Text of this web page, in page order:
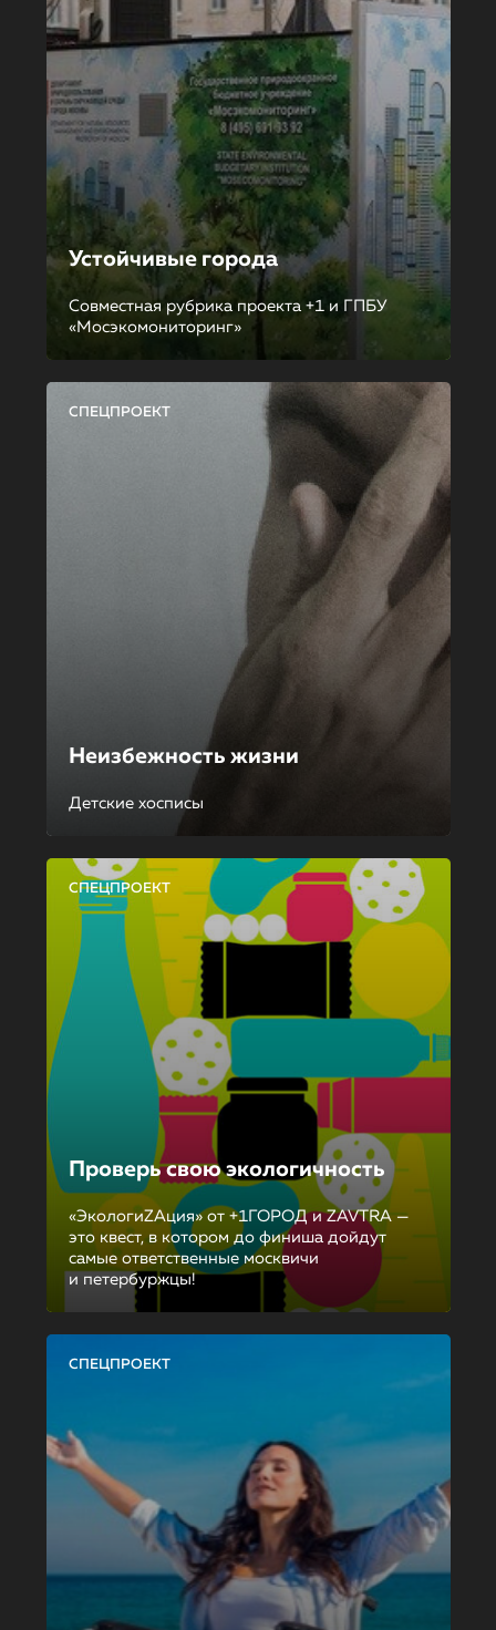
Устойчивые города
Совместная рубрика проекта +1 и ГПБУ
«Мосэкомониторинг»
СПЕЦПРОЕКТ
Неизбежность жизни
Детские хосписы
СПЕЦПРОЕКТ
Проверь свою экологичность
«ЭкологиZAция» от +1ГОРОД и ZAVTRA —
это квест, в котором до финиша дойдут
самые ответственные москвичи
и петербуржцы!
СПЕЦПРОЕКТ